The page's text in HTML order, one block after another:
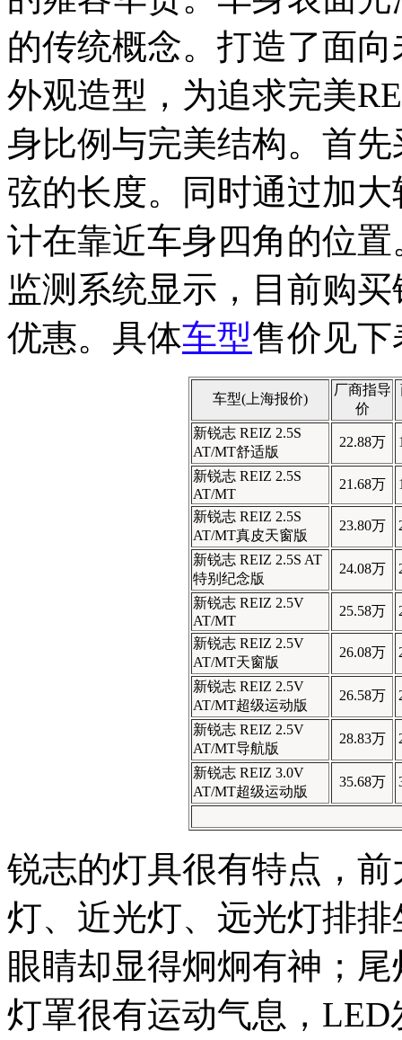
的传统概念。打造了面
外观造型，为追求完美
身比例与完美结构。首
弦的长度。同时通过加
计在靠近车身四角的位
监测系统显示，目前购
优惠。具体车型售价见下
车型(上海报价)
厂商指导
价
新锐志 REIZ 2.5S
AT/MT舒适版
22.88万
新锐志 REIZ 2.5S
AT/MT
21.68万
新锐志 REIZ 2.5S
AT/MT真皮天窗版
23.80万
新锐志 REIZ 2.5S AT
特别纪念版
24.08万
新锐志 REIZ 2.5V
AT/MT
25.58万
新锐志 REIZ 2.5V
AT/MT天窗版
26.08万
新锐志 REIZ 2.5V
AT/MT超级运动版
26.58万
新锐志 REIZ 2.5V
AT/MT导航版
28.83万
新锐志 REIZ 3.0V
AT/MT超级运动版
35.68万
锐志的灯具很有特点，
灯、近光灯、远光灯排
眼睛却显得炯炯有神；
灯罩很有运动气息，